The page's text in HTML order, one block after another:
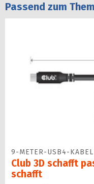
Passend zum
9-METER-USB4-KABEL
Club 3D schafft
schafft